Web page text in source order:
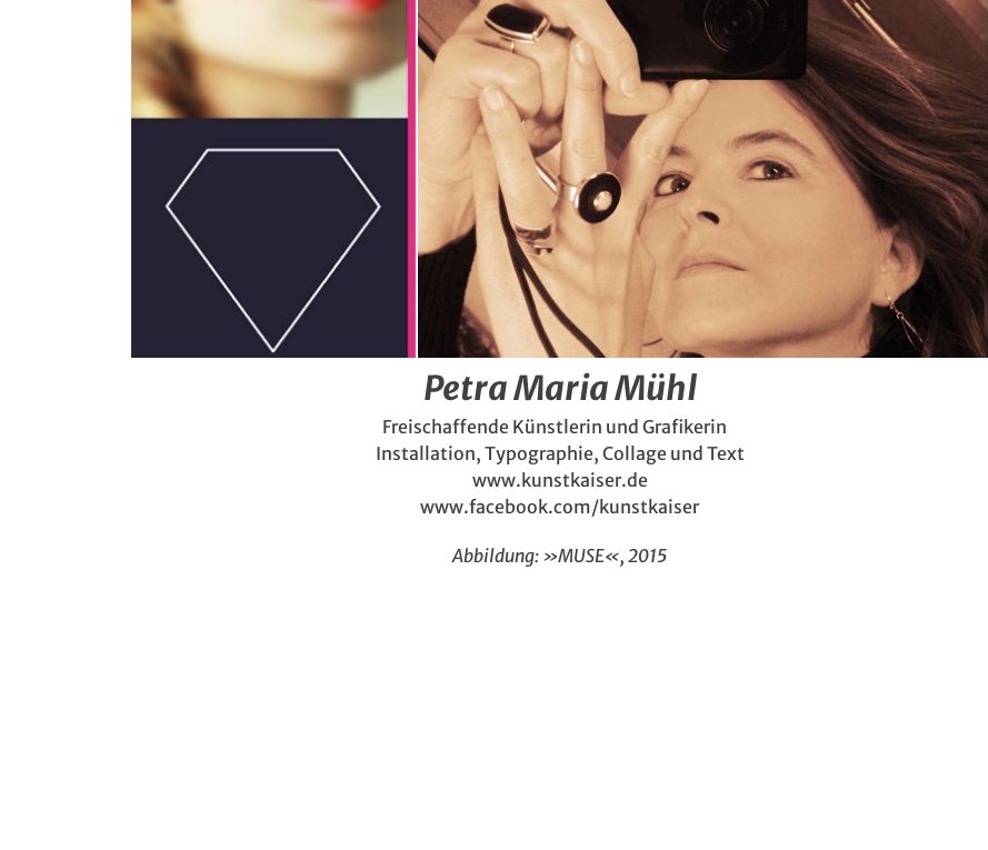
Petra Maria Mühl
Freischaffende Künstlerin und Grafikerin
Installation, Typographie, Collage und Text
www.kunstkaiser.de
www.facebook.com/kunstkaiser
Abbildung: »MUSE«, 2015